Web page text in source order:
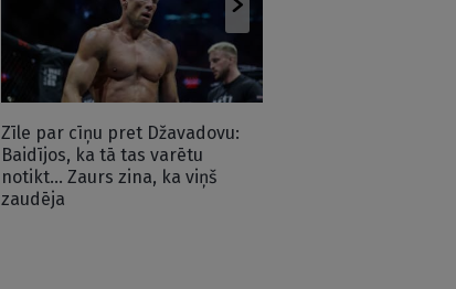
Zīle par cīņu pret Džavadovu:
Baidījos, ka tā tas varētu
notikt… Zaurs zina, ka viņš
zaudēja